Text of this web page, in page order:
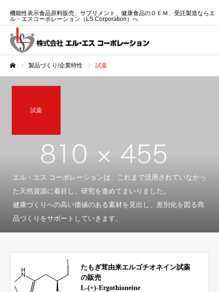
機能性表示食品原料販売、サプリメント、健康食品のＯＥＭ、受託製造ならエ
ル・エスコーポレーション（LS Corporation）へ
製品づくり/企業特性 試薬
試薬
エル・エス コーポレーションは、これまで活用されていなかっ
た天然資源に着目し、研究を進めてまいりました。
健康づくりへの高い価値のある素材を見出し、差別化を図る商
品づくりをサポートしていきます。
たもぎ茸由来エルゴチオネイン試薬
の販売
L-(+)-Ergothioneine